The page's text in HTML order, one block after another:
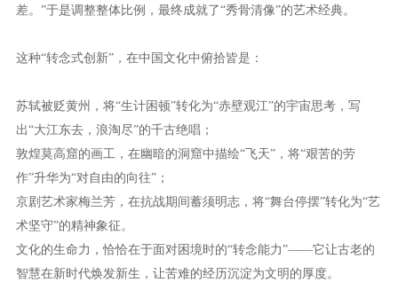
差。”于是调整整体比例，最终成就了“秀骨清像”的艺术经典。
这种“转念式创新”，在中国文化中俯拾皆是：
苏轼被贬黄州，将“生计困顿”转化为“赤壁观江”的宇宙思考，写
出“大江东去，浪淘尽”的千古绝唱；
敦煌莫高窟的画工，在幽暗的洞窟中描绘“飞天”，将“艰苦的劳
作”升华为“对自由的向往”；
京剧艺术家梅兰芳，在抗战期间蓄须明志，将“舞台停摆”转化为“艺
术坚守”的精神象征。
文化的生命力，恰恰在于面对困境时的“转念能力”——它让古老的
智慧在新时代焕发新生，让苦难的经历沉淀为文明的厚度。